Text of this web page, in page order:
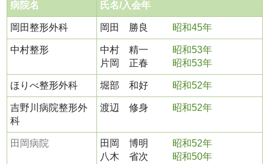
病院名 氏名/入会年
岡田整形外科 岡田 勝良 昭和45年
中村整形 中村 精一
昭和53年
片岡 正春
昭和53年
ほりべ整形外科 堀部 和好 昭和52年
吉野川病院整形外
科
渡辺 修身 昭和52年
田岡病院 田岡 博明
昭和52年
八木 省次
昭和50年